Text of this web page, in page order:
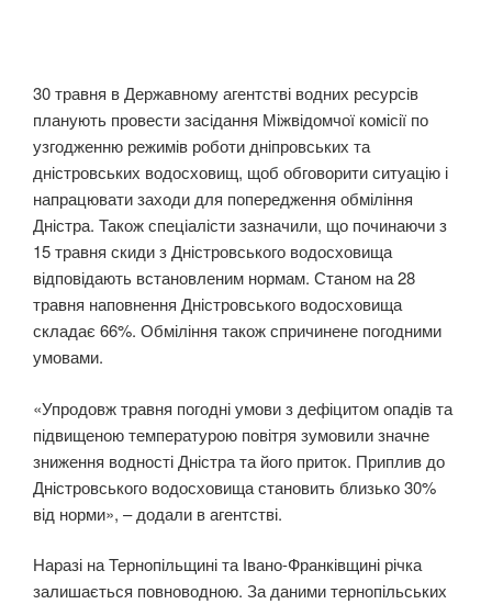
30 травня в Державному агентстві водних ресурсів
планують провести засідання Міжвідомчої комісії по
узгодженню режимів роботи дніпровських та
дністровських водосховищ, щоб обговорити ситуацію і
напрацювати заходи для попередження обміління
Дністра. Також спеціалісти зазначили, що починаючи з
15 травня скиди з Дністровського водосховища
відповідають встановленим нормам. Станом на 28
травня наповнення Дністровського водосховища
складає 66%. Обміління також спричинене погодними
умовами.
«Упродовж травня погодні умови з дефіцитом опадів та
підвищеною температурою повітря зумовили значне
зниження водності Дністра та його приток. Приплив до
Дністровського водосховища становить близько 30%
від норми», – додали в агентстві.
Наразі на Тернопільщині та Івано-Франківщині річка
залишається повноводною. За даними тернопільських